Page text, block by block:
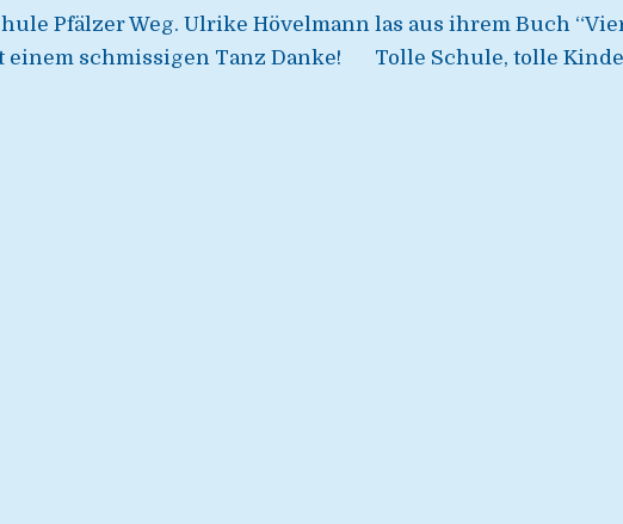
Pfälzer Weg. Ulrike Hövelmann las aus ihrem Buch
einem schmissigen Tanz Danke! Tolle Schule, tolle